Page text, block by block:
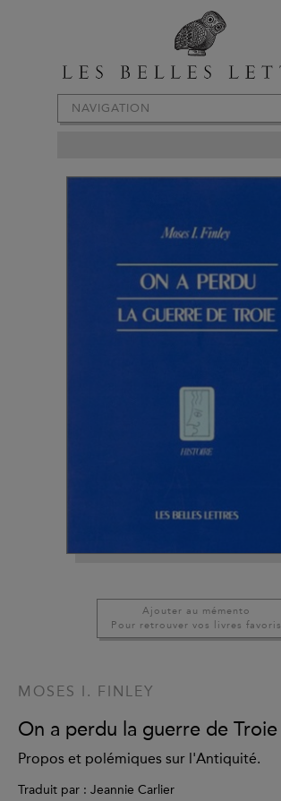
NAVIGATION
Ajouter au mémento
Pour retrouver vos livres favoris
MOSES I. FINLEY
On a perdu la guerre de Troie
Propos et polémiques sur l'Antiquité.
Traduit par : Jeannie Carlier